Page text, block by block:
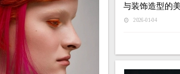
与装饰造型的
2026-01-04